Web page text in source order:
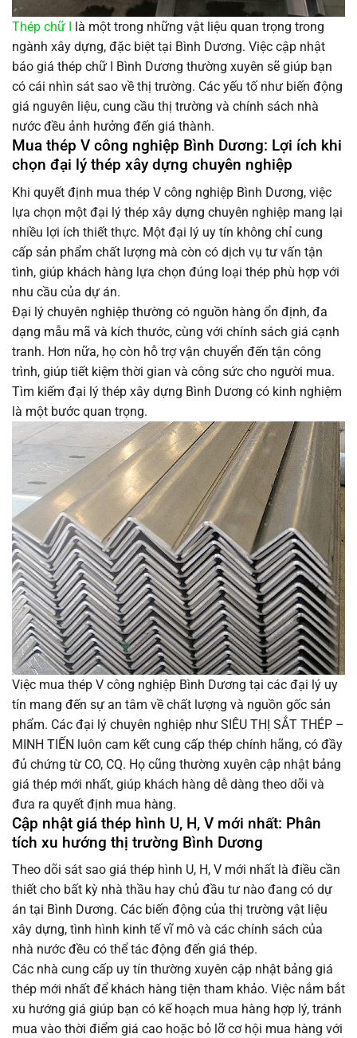
Thép chữ I là một trong những vật liệu quan trọng trong
ngành xây dựng, đặc biệt tại Bình Dương. Việc cập nhật
báo giá thép chữ I Bình Dương thường xuyên sẽ giúp bạn
có cái nhìn sát sao về thị trường. Các yếu tố như biến động
giá nguyên liệu, cung cầu thị trường và chính sách nhà
nước đều ảnh hưởng đến giá thành.
Mua thép V công nghiệp Bình Dương: Lợi ích khi
chọn đại lý thép xây dựng chuyên nghiệp
Khi quyết định mua thép V công nghiệp Bình Dương, việc
lựa chọn một đại lý thép xây dựng chuyên nghiệp mang lại
nhiều lợi ích thiết thực. Một đại lý uy tín không chỉ cung
cấp sản phẩm chất lượng mà còn có dịch vụ tư vấn tận
tình, giúp khách hàng lựa chọn đúng loại thép phù hợp với
nhu cầu của dự án.
Đại lý chuyên nghiệp thường có nguồn hàng ổn định, đa
dạng mẫu mã và kích thước, cùng với chính sách giá cạnh
tranh. Hơn nữa, họ còn hỗ trợ vận chuyển đến tận công
trình, giúp tiết kiệm thời gian và công sức cho người mua.
Tìm kiếm đại lý thép xây dựng Bình Dương có kinh nghiệm
là một bước quan trọng.
Việc mua thép V công nghiệp Bình Dương tại các đại lý uy
tín mang đến sự an tâm về chất lượng và nguồn gốc sản
phẩm. Các đại lý chuyên nghiệp như SIÊU THỊ SẮT THÉP –
MINH TIẾN luôn cam kết cung cấp thép chính hãng, có đầy
đủ chứng từ CO, CQ. Họ cũng thường xuyên cập nhật bảng
giá thép mới nhất, giúp khách hàng dễ dàng theo dõi và
đưa ra quyết định mua hàng.
Cập nhật giá thép hình U, H, V mới nhất: Phân
tích xu hướng thị trường Bình Dương
Theo dõi sát sao giá thép hình U, H, V mới nhất là điều cần
thiết cho bất kỳ nhà thầu hay chủ đầu tư nào đang có dự
án tại Bình Dương. Các biến động của thị trường vật liệu
xây dựng, tình hình kinh tế vĩ mô và các chính sách của
nhà nước đều có thể tác động đến giá thép.
Các nhà cung cấp uy tín thường xuyên cập nhật bảng giá
thép mới nhất để khách hàng tiện tham khảo. Việc nắm bắt
xu hướng giá giúp bạn có kế hoạch mua hàng hợp lý, tránh
mua vào thời điểm giá cao hoặc bỏ lỡ cơ hội mua hàng với